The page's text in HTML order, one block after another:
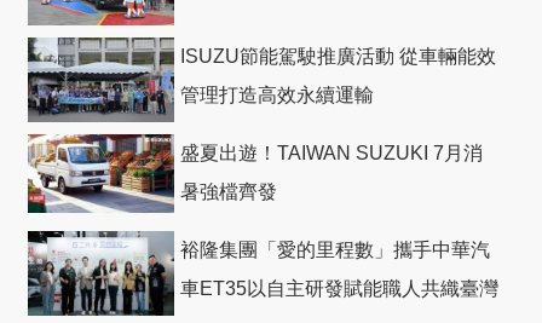
ISUZU節能駕駛推廣活動 從車輛能效
管理打造高效永續運輸
盛夏出遊！TAIWAN SUZUKI 7月消
暑強檔齊發
裕隆集團「愛的里程數」攜手中華汽
車ET35以自主研發賦能職人共織臺灣